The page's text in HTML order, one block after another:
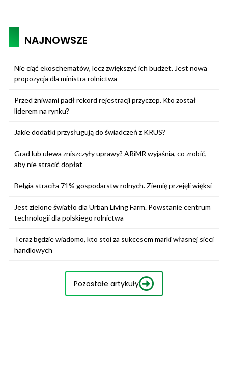
NAJNOWSZE
Nie ciąć ekoschematów, lecz zwiększyć ich budżet. Jest nowa
propozycja dla ministra rolnictwa
Przed żniwami padł rekord rejestracji przyczep. Kto został
liderem na rynku?
Jakie dodatki przysługują do świadczeń z KRUS?
Grad lub ulewa zniszczyły uprawy? ARiMR wyjaśnia, co zrobić,
aby nie stracić dopłat
Belgia straciła 71% gospodarstw rolnych. Ziemię przejęli więksi
Jest zielone światło dla Urban Living Farm. Powstanie centrum
technologii dla polskiego rolnictwa
Teraz będzie wiadomo, kto stoi za sukcesem marki własnej sieci
handlowych
Pozostałe artykuły